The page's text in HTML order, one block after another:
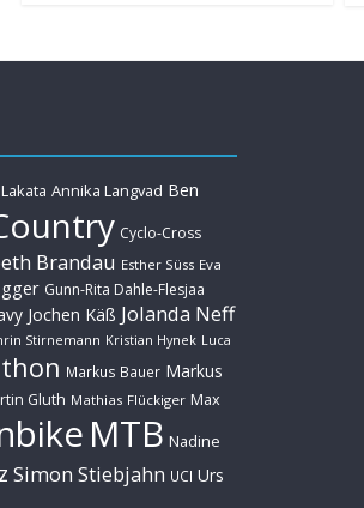
Annika Langvad Ben
Cyclo-Cross
Brandau Esther Süss Eva
Gunn-Rita Dahle-Flesjaa
Jochen Käß Jolanda Neff
Stirnemann Kristian Hynek Luca
Markus Bauer Markus
Gluth Mathias Flückiger Max
MTB Nadine
Simon Stiebjahn UCI Urs